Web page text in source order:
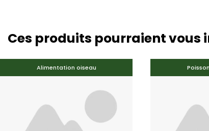
Ces produits pourraient vous
Alimentation oiseau